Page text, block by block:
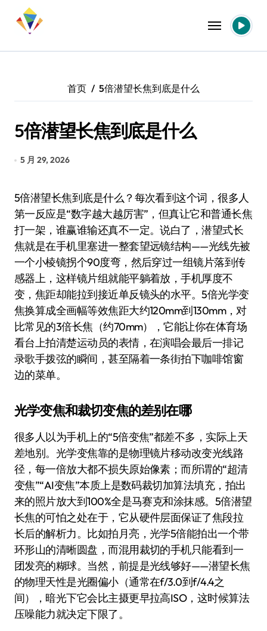
首页 5倍潜望长焦到底是什么
5倍潜望长焦到底是什么
5 月 29, 2026
5倍潜望长焦到底是什么？每次看到这个词，很多人
第一反应是“数字越大越厉害”，但真让它和普通长焦
打一架，谁赢谁输还真不一定。说白了，潜望式长
焦就是在手机里塞进一整套望远镜结构——光线先被
一个小棱镜拐个90度弯，然后穿过一组镜片落到传
感器上，这样镜片组就能平躺着放，手机厚度不
变，焦距却能拉到接近单反镜头的水平。5倍光学变
焦换算成全画幅等效焦距大约120mm到130mm，对
比常见的3倍长焦（约70mm），它能让你在体育场
看台上拍清楚运动员的表情，在演唱会最后一排记
录歌手拨弦的瞬间，甚至隔着一条街拍下咖啡馆窗
边的菜单。
光学变焦和裁切变焦的差别在哪
很多人以为手机上的“5倍变焦”都差不多，实际上天
差地别。光学变焦靠的是物理镜片移动改变光线路
径，每一倍放大都不损失原始像素；而所谓的“超清
变焦”“AI变焦”本质上是数码裁切加算法填充，拍出
来的照片放大到100%全是马赛克和涂抹感。5倍潜望
长焦的可怕之处在于，它从硬件层面保证了焦段拉
长后的解析力。比如拍月亮，光学5倍能拍出一个带
环形山的清晰圆盘，而混用裁切的手机只能看到一
团发亮的糊球。当然，前提是光线够好——潜望长焦
的物理天性是光圈偏小（通常在f/3.0到f/4.4之
间），暗光下它会比主摄更早拉高ISO，这时候算法
压噪能力就决定下限了。